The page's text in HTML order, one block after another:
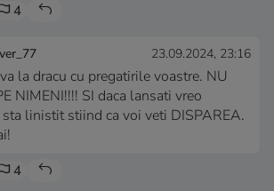
4
23.09.2024, 23:16
la dracu cu pregatirile voastre. NU
NIMENI!!!! SI daca lansati vreo
linistit stiind ca voi veti DISPAREA.
4